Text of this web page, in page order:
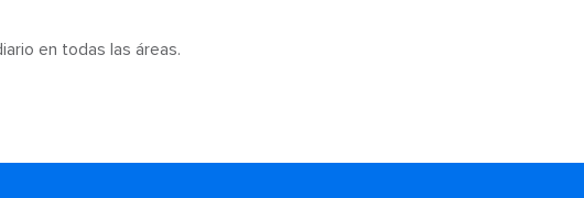
en todas las áreas.